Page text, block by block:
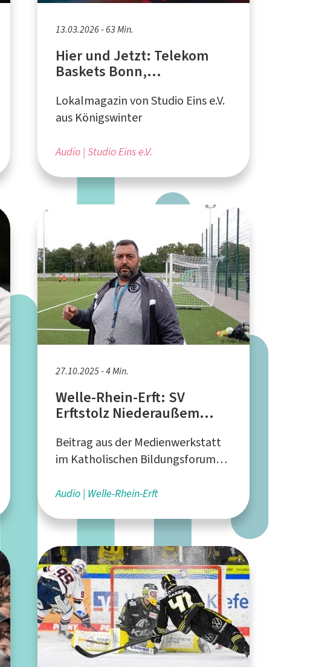
13.03.2026 - 63 Min.
Hier und Jetzt: Telekom
Baskets Bonn,
der Springmaus",
Theaterprogramm in Bonn
Lokalmagazin von Studio Eins e.V.
aus Königswinter
Audio Studio Eins e.V.
27.10.2025 - 4 Min.
Welle-Rhein-Erft: SV
Erftstolz Niederaußem
Beitrag aus der Medienwerkstatt
im Katholischen Bildungsforum
Audio Welle-Rhein-Erft